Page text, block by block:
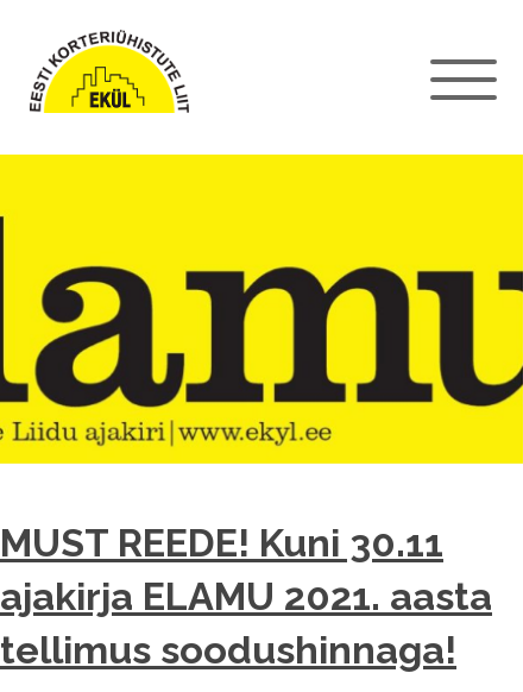
MUST REEDE! Kuni 30.11
ajakirja ELAMU 2021. aasta
tellimus soodushinnaga!